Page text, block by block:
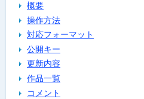
概要
操作方法
対応フォーマット
公開キー
更新内容
作品一覧
コメント